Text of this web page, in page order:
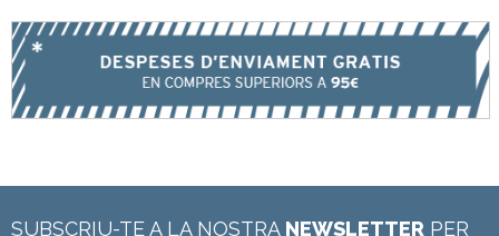
SUBSCRIU-TE A LA NOSTRA NEWSLETTER PER